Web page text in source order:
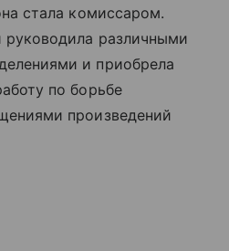
стала комиссаром.
различными
и приобрела
по борьбе
произведений